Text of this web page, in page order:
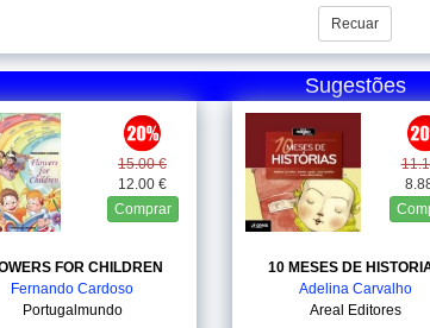
Recuar
Sugestões
15.00 €
12.00 €
Comprar
FOR CHILDREN
Fernando Cardoso
Portugalmundo
10 MESES DE
Adelina Carvalho
Areal Editores